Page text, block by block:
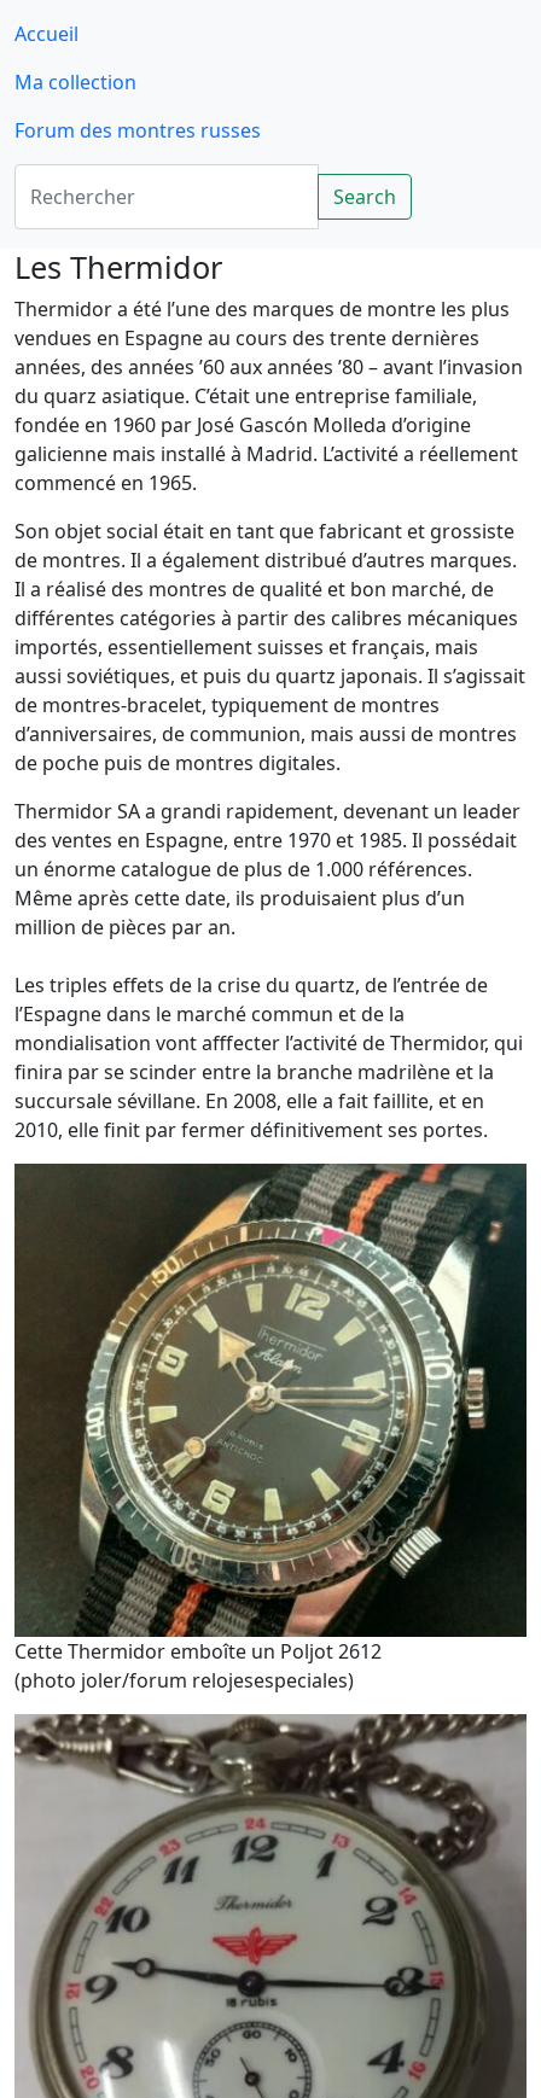
Accueil
Ma collection
Forum des montres russes
Rechercher
Search
Les Thermidor
Thermidor a été l’une des marques de montre les plus
vendues en Espagne au cours des trente dernières
années, des années ’60 aux années ’80 – avant l’invasion
du quarz asiatique. C’était une entreprise familiale,
fondée en 1960 par José Gascón Molleda d’origine
galicienne mais installé à Madrid. L’activité a réellement
commencé en 1965.
Son objet social était en tant que fabricant et grossiste
de montres. Il a également distribué d’autres marques.
Il a réalisé des montres de qualité et bon marché, de
différentes catégories à partir des calibres mécaniques
importés, essentiellement suisses et français, mais
aussi soviétiques, et puis du quartz japonais. Il s’agissait
de montres-bracelet, typiquement de montres
d’anniversaires, de communion, mais aussi de montres
de poche puis de montres digitales.
Thermidor SA a grandi rapidement, devenant un leader
des ventes en Espagne, entre 1970 et 1985. Il possédait
un énorme catalogue de plus de 1.000 références.
Même après cette date, ils produisaient plus d’un
million de pièces par an.
Les triples effets de la crise du quartz, de l’entrée de
l’Espagne dans le marché commun et de la
mondialisation vont afffecter l’activité de Thermidor, qui
finira par se scinder entre la branche madrilène et la
succursale sévillane. En 2008, elle a fait faillite, et en
2010, elle finit par fermer définitivement ses portes.
Cette Thermidor emboîte un Poljot 2612
(photo joler/forum relojesespeciales)